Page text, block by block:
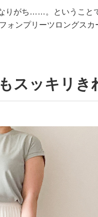
りがち……。ということ
ォンプリーツロングスカ
スッキリき